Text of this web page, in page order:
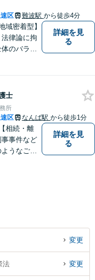
相続トラ
ださい【休
区 難波駅 から徒歩4分
域密着型】
律論に拘
のバラン
丁寧に聞
た上で最
ます。
詳細を見
る
士
所
区 なんば駅 から徒歩1分
相続・離
事件など
うなご相
詳細を見
る
変更
法 変更